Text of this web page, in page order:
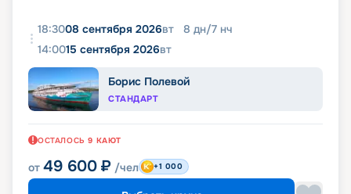
18:3008 сентября 2026вт 8 дн/7 нч
14:0015 сентября 2026вт
Борис Полевой
СТАНДАРТ
ОСТАЛОСЬ 9 КАЮТ
от 49 600 ₽ /чел +1 000